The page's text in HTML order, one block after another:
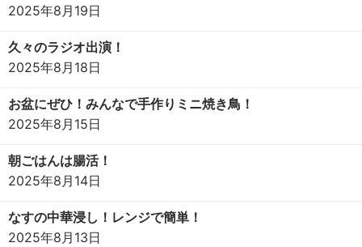
2025年8月19日
久々のラジオ出演！
2025年8月18日
お盆にぜひ！みんなで手作りミニ焼き鳥！
2025年8月15日
朝ごはんは腸活！
2025年8月14日
なすの中華浸し！レンジで簡単！
2025年8月13日